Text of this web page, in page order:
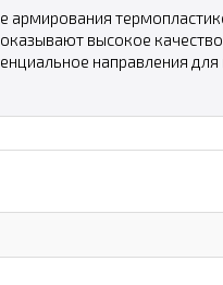
армирования
высокое
направления